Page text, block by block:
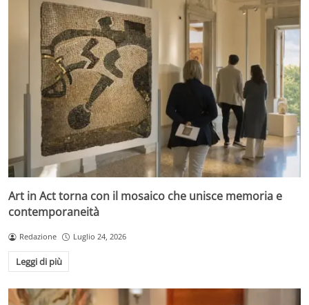
Art in Act torna con il mosaico che unisce memoria e
contemporaneità
Redazione Luglio 24, 2026
Leggi di più